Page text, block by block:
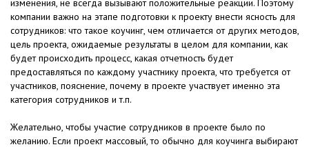
изменения, не всегда вызывают положительные реакции. Поэтому
компании важно на этапе подготовки к проекту внести ясность для
сотрудников: что такое коучинг, чем отличается от других методов,
цель проекта, ожидаемые результаты в целом для компании, как
будет происходить процесс, какая отчетность будет
предоставляться по каждому участнику проекта, что требуется от
участников, пояснение, почему в проекте участвует именно эта
категория сотрудников и т.п.
Желательно, чтобы участие сотрудников в проекте было по
желанию. Если проект массовый, то обычно для коучинга выбирают